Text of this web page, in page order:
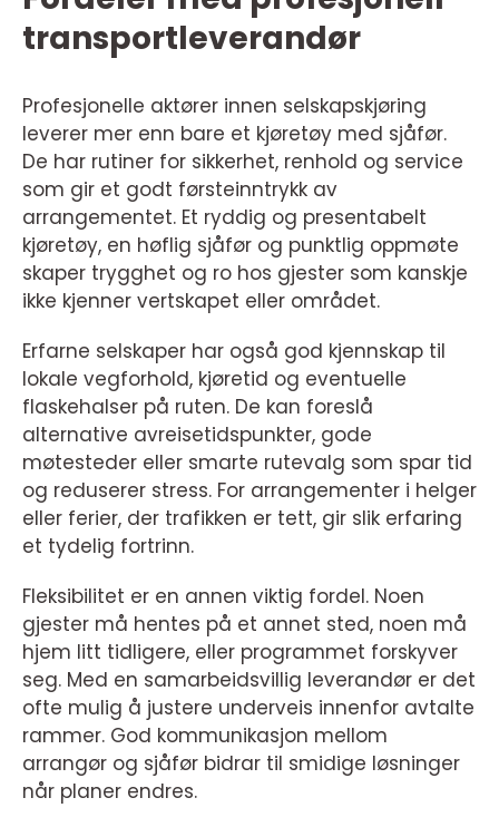
transportleverandør
Profesjonelle aktører innen selskapskjøring
leverer mer enn bare et kjøretøy med sjåfør.
De har rutiner for sikkerhet, renhold og service
som gir et godt førsteinntrykk av
arrangementet. Et ryddig og presentabelt
kjøretøy, en høflig sjåfør og punktlig oppmøte
skaper trygghet og ro hos gjester som kanskje
ikke kjenner vertskapet eller området.
Erfarne selskaper har også god kjennskap til
lokale vegforhold, kjøretid og eventuelle
flaskehalser på ruten. De kan foreslå
alternative avreisetidspunkter, gode
møtesteder eller smarte rutevalg som spar tid
og reduserer stress. For arrangementer i helger
eller ferier, der trafikken er tett, gir slik erfaring
et tydelig fortrinn.
Fleksibilitet er en annen viktig fordel. Noen
gjester må hentes på et annet sted, noen må
hjem litt tidligere, eller programmet forskyver
seg. Med en samarbeidsvillig leverandør er det
ofte mulig å justere underveis innenfor avtalte
rammer. God kommunikasjon mellom
arrangør og sjåfør bidrar til smidige løsninger
når planer endres.